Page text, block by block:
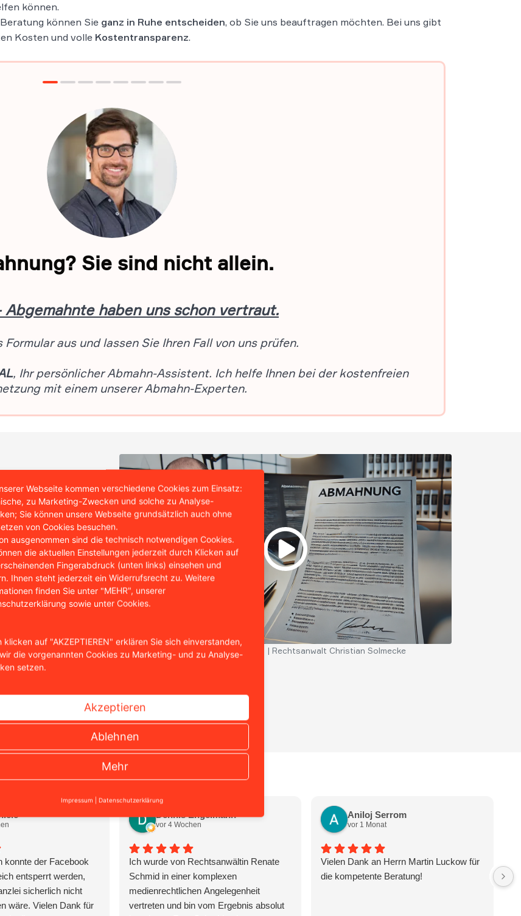
können.
können Sie ganz in Ruhe entscheiden, ob Sie uns beauftragen möchten. Bei uns gibt
Kosten und volle Kostentransparenz.
sollten Sie ein
gilt es, Ruhe zu
zu tätigen.
Geldsumme
und muss
auf die
und geben
Richtiges Verhalten bei Abmahnung! | Rechtsanwalt Christian Solmecke
konnte der Facebook
entsperrt werden,
sicherlich nicht
wäre. Vielen Dank für
Dennis Engelmann
vor 4 Wochen
Ich wurde von Rechtsanwältin Renate
Schmid in einer komplexen
medienrechtlichen Angelegenheit
vertreten und bin vom Ergebnis absolut
Aniloj Serrom
vor 1 Monat
Vielen Dank an Herrn Martin Luckow für
die kompetente Beratung!
Webseite kommen verschiedene Cookies zum Einsatz:
zu Marketing-Zwecken und solche zu Analyse-
Sie können unsere Webseite grundsätzlich auch ohne
von Cookies besuchen.
ausgenommen sind die technisch notwendigen Cookies.
die aktuellen Einstellungen jederzeit durch Klicken auf
Fingerabdruck (unten links) einsehen und
Ihnen steht jederzeit ein Widerrufsrecht zu. Weitere
finden Sie unter "MEHR", unserer
sowie unter Cookies.
klicken auf "AKZEPTIEREN" erklären Sie sich einverstanden,
die vorgenannten Cookies zu Marketing- und zu Analyse-
setzen.
Akzeptieren
Ablehnen
Mehr
Impressum Datenschutzerklärung